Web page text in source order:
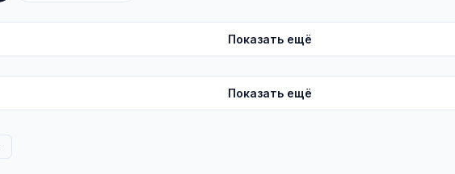
Показать ещё
Показать ещё